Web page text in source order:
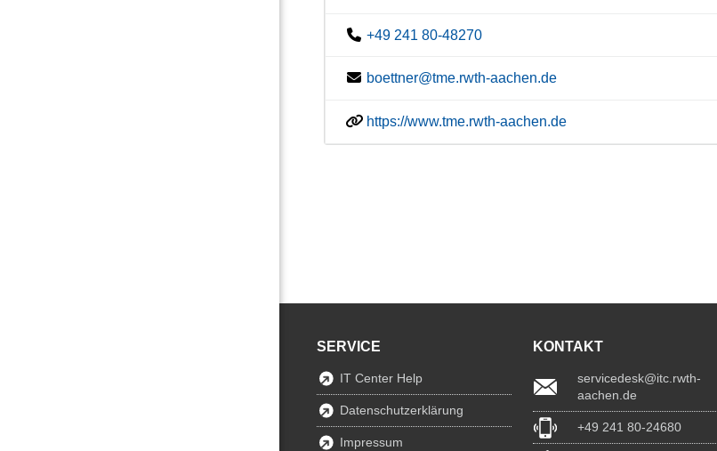
+49 241 80-48270
boettner@tme.rwth-aachen.de
https://www.tme.rwth-aachen.de
SERVICE
IT Center Help
Datenschutzerklärung
Impressum
KONTAKT
servicedesk@itc.rwth-
aachen.de
+49 241 80-24680